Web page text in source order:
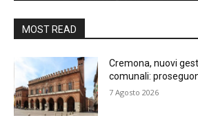
MOST READ
Cremona, nuovi
comunali:
7 Agosto 2026